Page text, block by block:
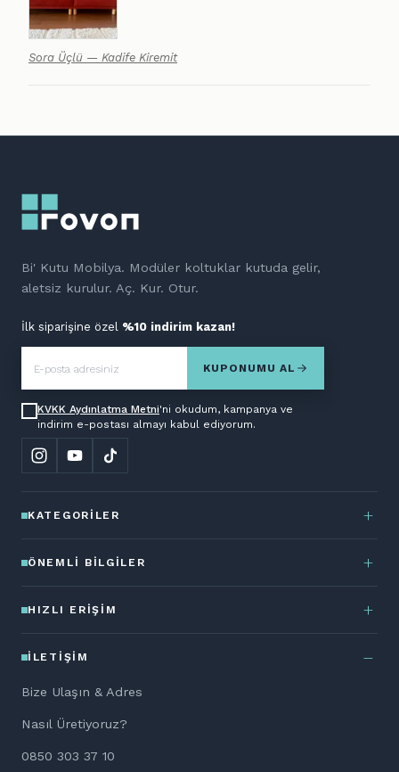
Sora Üçlü — Kadife Kiremit
Bi' Kutu Mobilya. Modüler koltuklar kutuda gelir,
aletsiz kurulur. Aç. Kur. Otur.
İlk siparişine özel %10 indirim kazan!
KUPONUMU AL
KVKK Aydınlatma Metni'ni okudum, kampanya ve
indirim e-postası almayı kabul ediyorum.
KATEGORILER
ÖNEMLI BILGILER
HIZLI ERIŞIM
İLETIŞIM
Bize Ulaşın & Adres
Nasıl Üretiyoruz?
0850 303 37 10